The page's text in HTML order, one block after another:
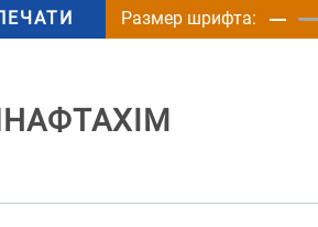
Размер шрифта: